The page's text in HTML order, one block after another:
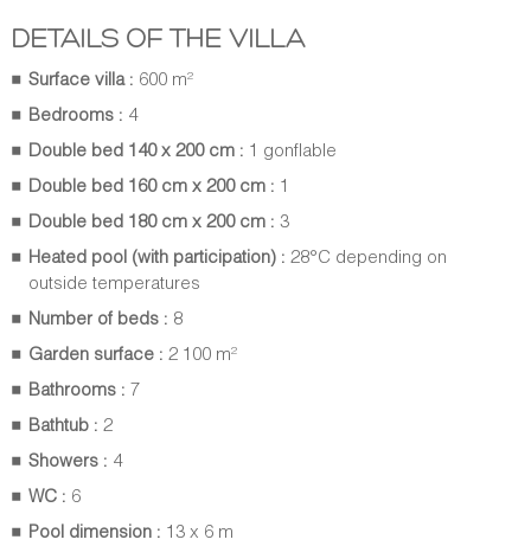
DETAILS OF THE VILLA
Surface villa : 600 m²
Bedrooms : 4
Double bed 140 x 200 cm : 1 gonflable
Double bed 160 cm x 200 cm : 1
Double bed 180 cm x 200 cm : 3
Heated pool (with participation) : 28°C depending on
outside temperatures
Number of beds : 8
Garden surface : 2 100 m²
Bathrooms : 7
Bathtub : 2
Showers : 4
WC : 6
Pool dimension : 13 x 6 m